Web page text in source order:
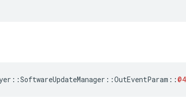
::SoftwareUpdateManager ::OutEventParam ::